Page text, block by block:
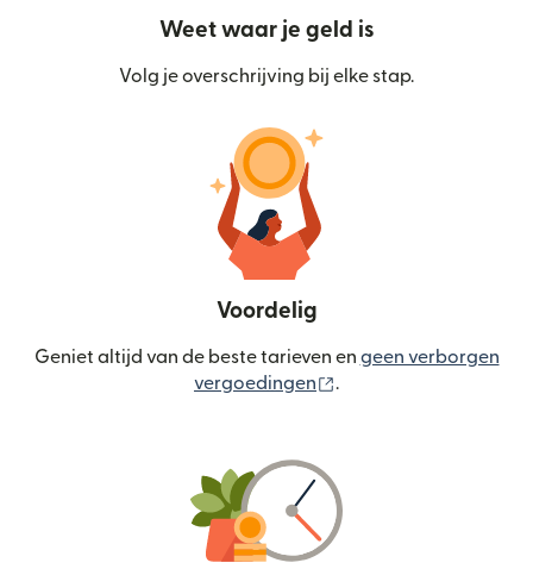
Weet waar je geld is
Volg je overschrijving bij elke stap.
Voordelig
Geniet altijd van de beste tarieven en geen verborgen
vergoedingen
.